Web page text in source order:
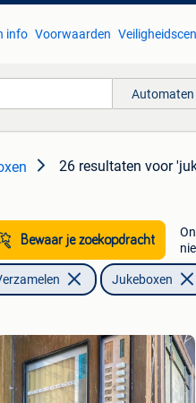
info Voorwaarden
Automaten
26 resultaten voor
Bewaar je zoekopdracht
Jukeboxen